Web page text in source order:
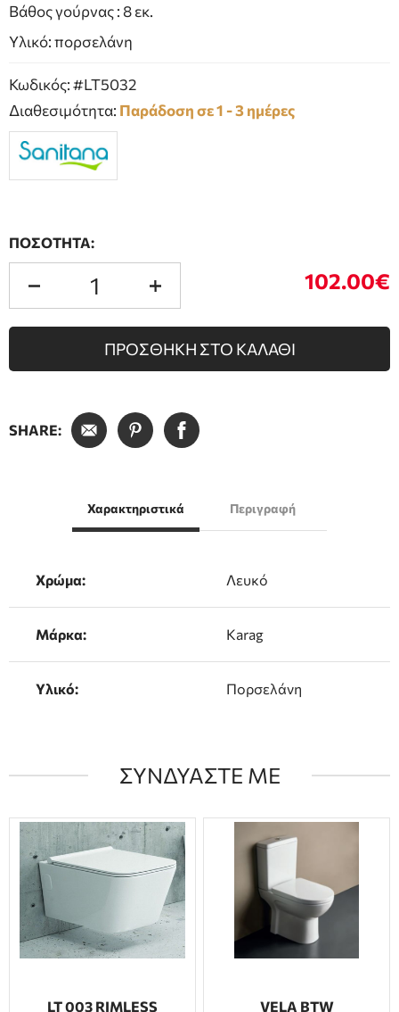
Βάθος γούρνας : 8 εκ.
Υλικό: πορσελάνη
Κωδικός: #LT5032
Διαθεσιμότητα: Παράδοση σε 1 - 3 ημέρες
ΠΟΣΟΤΗΤΑ:
102.00€
ΠΡΟΣΘΗΚΗ ΣΤΟ ΚΑΛΑΘΙ
SHARE:
Χαρακτηριστικά
Χρώμα: Λευκό
Μάρκα: Karag
Υλικό: Πορσελάνη
Περιγραφή
ΣΥΝΔΥΑΣΤΕ ΜΕ
LT 003 RIMLESS VELA BTW